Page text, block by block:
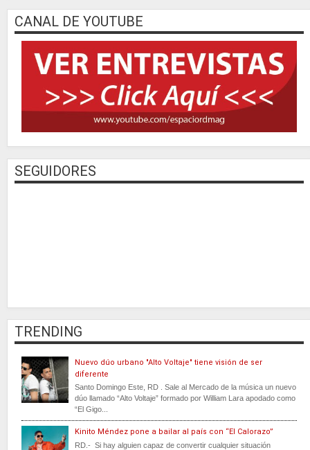
CANAL DE YOUTUBE
SEGUIDORES
TRENDING
Nuevo dúo urbano "Alto Voltaje" tiene visión de ser
diferente
Santo Domingo Este, RD . Sale al Mercado de la música un nuevo
dúo llamado “Alto Voltaje” formado por William Lara apodado como
“El Gigo...
Kinito Méndez pone a bailar al país con “El Calorazo”
RD.- Si hay alguien capaz de convertir cualquier situación